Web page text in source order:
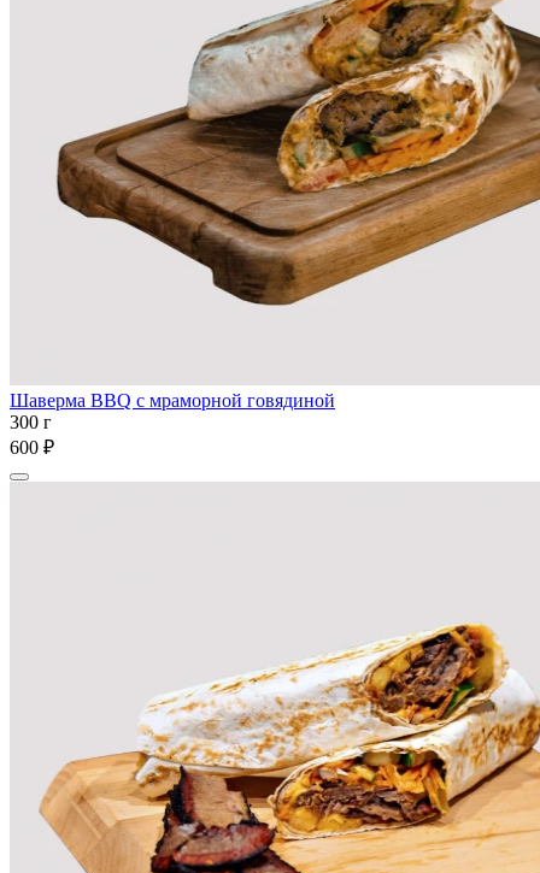
Шаверма BBQ с мраморной говядиной
300 г
600 ₽